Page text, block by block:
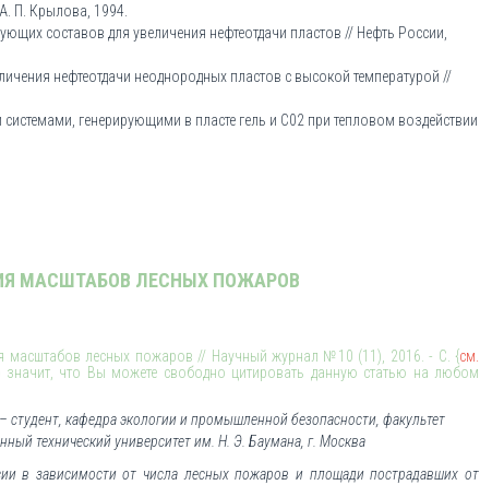
П. Крылова, 1994.
составов для увеличения нефтеотдачи пластов // Нефть России,
нефтеотдачи неоднородных пластов с высокой температурой //
генерирующими в пласте гель и С02 при тепловом воздействии
МАСШТАБОВ ЛЕСНЫХ ПОЖАРОВ
масштабов лесных пожаров // Научный журнал №10 (11), 2016. - С. {см.
что Вы можете свободно цитировать данную статью на любом
кафедра экологии и промышленной безопасности, факультет
технический университет им. Н. Э. Баумана, г. Москва
в зависимости от числа лесных пожаров и площади пострадавших от